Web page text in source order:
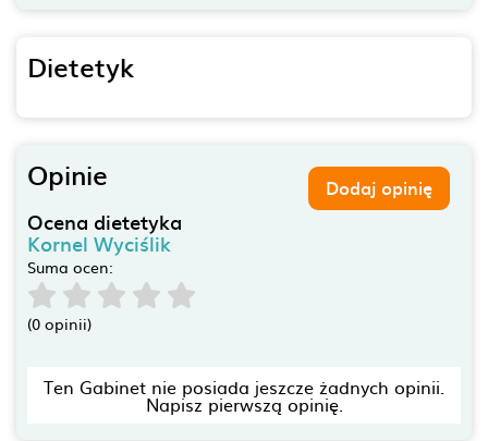
Dietetyk
Opinie Dodaj opinię
Ocena dietetyka
Kornel Wyciślik
Suma ocen:
(0 opinii)
Ten Gabinet nie posiada jeszcze żadnych opinii.
Napisz pierwszą opinię.